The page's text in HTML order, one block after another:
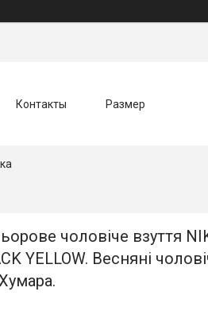
Контакты Размер
чоловіче взуття
YELLOW. Весняні